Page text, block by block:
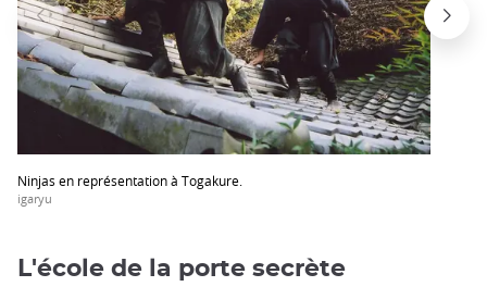
Ninjas en représentation à Togakure.
igaryu
L'école de la porte secrète